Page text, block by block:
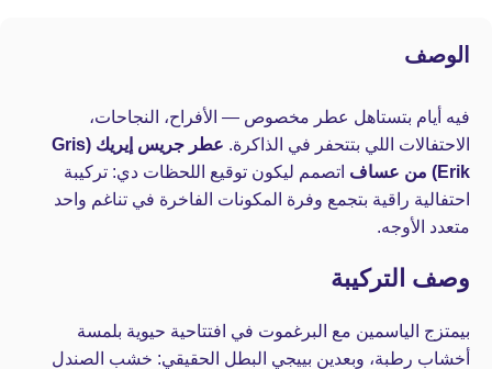
الوصف
فيه أيام بتستاهل عطر مخصوص — الأفراح، النجاحات،
الاحتفالات اللي بتتحفر في الذاكرة.
عطر جريس إيريك (Gris
Erik) من عساف
اتصمم ليكون توقيع اللحظات دي: تركيبة
احتفالية راقية بتجمع وفرة المكونات الفاخرة في تناغم واحد
متعدد الأوجه.
وصف التركيبة
بيمتزج الياسمين مع البرغموت في افتتاحية حيوية بلمسة
أخشاب رطبة، وبعدين بييجي البطل الحقيقي: خشب الصندل